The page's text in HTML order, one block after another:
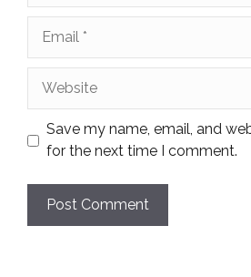
Save my name, email, and
for the next time I comment.